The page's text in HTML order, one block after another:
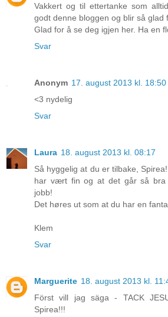
Vakkert og til ettertanke som
godt denne bloggen og blir så glad
Glad for å se deg igjen her. Ha en
Svar
Anonym 17. august 2013 kl. 18:50
<3 nydelig
Svar
Laura 18. august 2013 kl. 08:17
Så hyggelig at du er tilbake,
har vært fin og at det går så bra
jobb!
Det høres ut som at du har en
Klem
Svar
Marguerite 18. august 2013 kl.
Först vill jag säga - TACK
Spirea!!!